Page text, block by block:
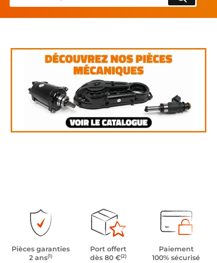
Pièces garanties
2 ans(1)
Port offert
dès 80 €(2)
Paiement
100% sécurisé